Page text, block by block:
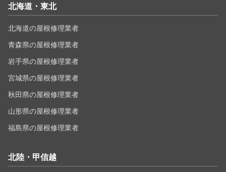
北海道・東北
北海道の屋根修理業者
青森県の屋根修理業者
岩手県の屋根修理業者
宮城県の屋根修理業者
秋田県の屋根修理業者
山形県の屋根修理業者
福島県の屋根修理業者
北陸・甲信越